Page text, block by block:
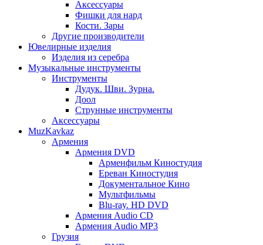
Аксессуары
Фишки для нард
Кости. Зары
Другие производители
Ювелирные изделия
Изделия из серебра
Музыкальные инструменты
Инструменты
Дудук. Шви. Зурна.
Доол
Струнные инструменты
Аксессуары
MuzKavkaz
Армения
Армения DVD
Арменфильм Киностудия
Ереван Киностудия
Документальное Кино
Мультфильмы
Blu-ray. HD DVD
Армения Audio CD
Армения Audio MP3
Грузия